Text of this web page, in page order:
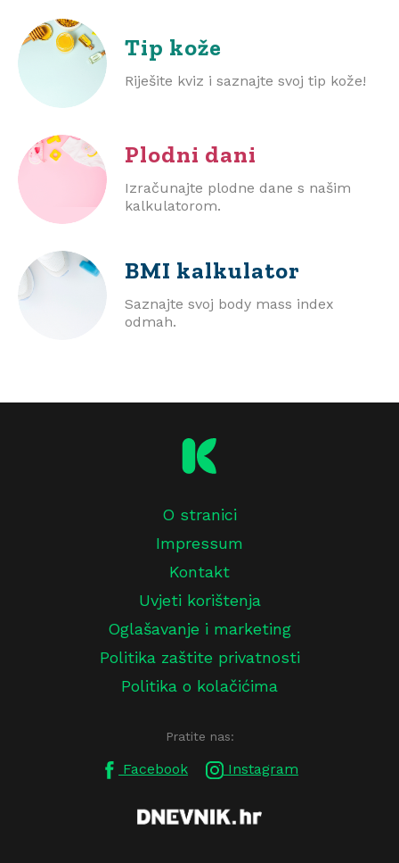
Tip kože
Riješite kviz i saznajte svoj tip kože!
Plodni dani
Izračunajte plodne dane s našim
kalkulatorom.
BMI kalkulator
Saznajte svoj body mass index
odmah.
O stranici
Impressum
Kontakt
Uvjeti korištenja
Oglašavanje i marketing
Politika zaštite privatnosti
Politika o kolačićima
Pratite nas:
Facebook Instagram